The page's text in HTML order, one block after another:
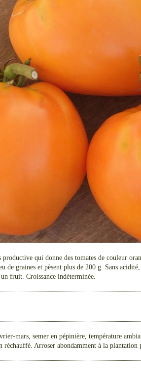
productive qui donne des tomates de couleur
de graines et pèsent plus de 200 g. Sans
fruit. Croissance indéterminée.
mars, semer en pépinière, température
Arroser abondamment à la plantation